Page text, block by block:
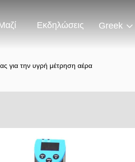
Εκδηλώσεις Greek
για την υγρή μέτρηση αέρα